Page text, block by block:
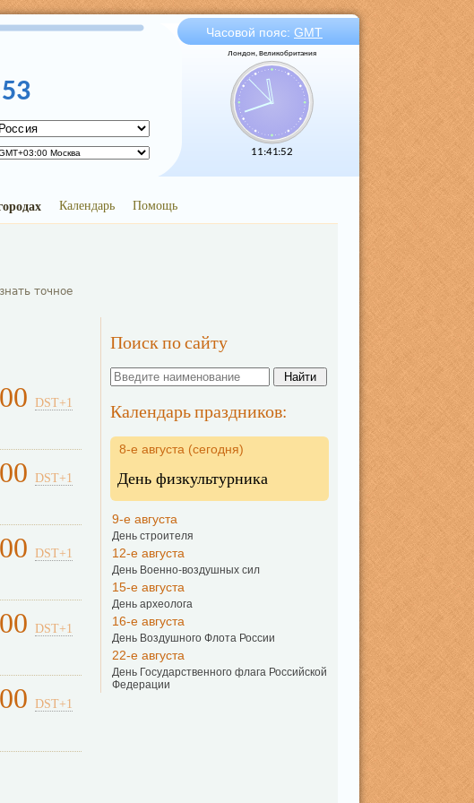
Часовой пояс: GMT
Лондон, Великобритания
11:41:52
53
Календарь Помощь
Поиск по сайту
Календарь праздников:
8-е августа (сегодня)
День физкультурника
9-е августа
День строителя
12-е августа
День Военно-воздушных сил
15-е августа
День археолога
16-е августа
День Воздушного Флота России
22-е августа
День Государственного флага Российской
Федерации
точное
DST+1
DST+1
DST+1
DST+1
DST+1